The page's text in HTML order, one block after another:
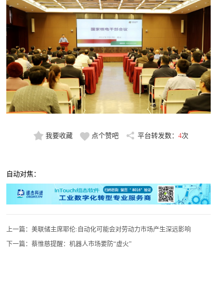
我要收藏 点个赞吧 平台转发数： 4次
自动对焦：
上一篇：美联储主席耶伦:自动化可能会对劳动力市场产生深远影响
下一篇：蔡惟慈提醒：机器人市场要防“虚火”